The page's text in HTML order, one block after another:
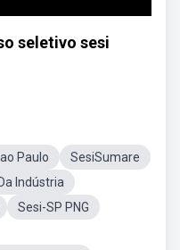
seletivo sesi
Paulo
SesiSumare
Indústria
Sesi-SP PNG